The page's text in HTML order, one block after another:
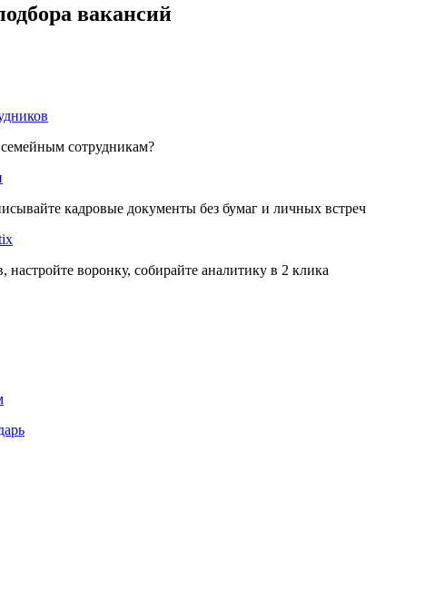
вакансий
сотрудникам?
кадровые документы без бумаг и личных встреч
настройте воронку, собирайте аналитику в 2 клика